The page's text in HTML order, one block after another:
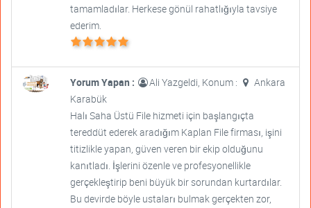
tamamladılar. Herkese gönül rahatlığıyla tavsiye
ederim.
Yorum Yapan : Ali Yazgeldi, Konum :
Ankara
Karabük
Halı Saha Üstü File hizmeti için başlangıçta
tereddüt ederek aradığım Kaplan File firması, işini
titizlikle yapan, güven veren bir ekip olduğunu
kanıtladı. İşlerini özenle ve profesyonellikle
gerçekleştirip beni büyük bir sorundan kurtardılar.
Bu devirde böyle ustaları bulmak gerçekten zor,